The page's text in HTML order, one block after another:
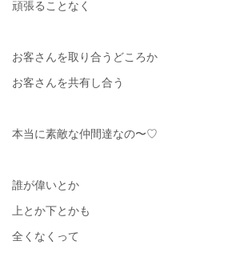
頑張ることなく
お客さんを取り合うどころか
お客さんを共有し合う
本当に素敵な仲間達なの〜♡
誰が偉いとか
上とか下とかも
全くなくって